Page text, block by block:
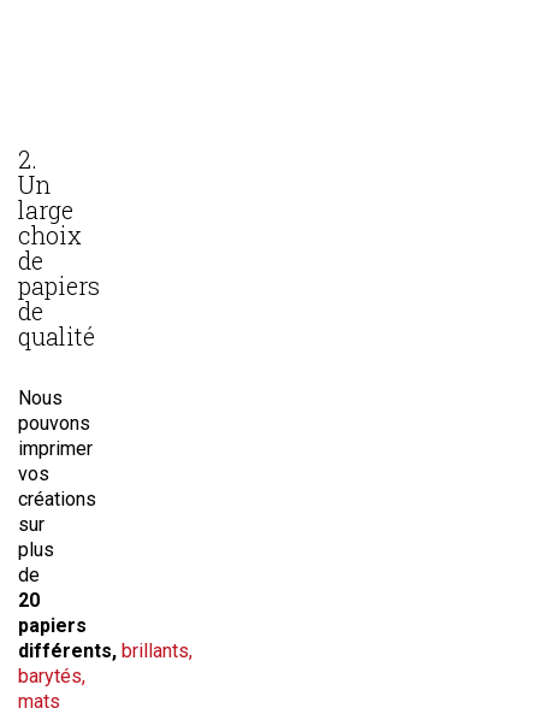
2.
Un
large
choix
de
papiers
de
qualité
Nous
pouvons
imprimer
vos
créations
sur
plus
de
20
papiers
différents, brillants,
barytés,
mats